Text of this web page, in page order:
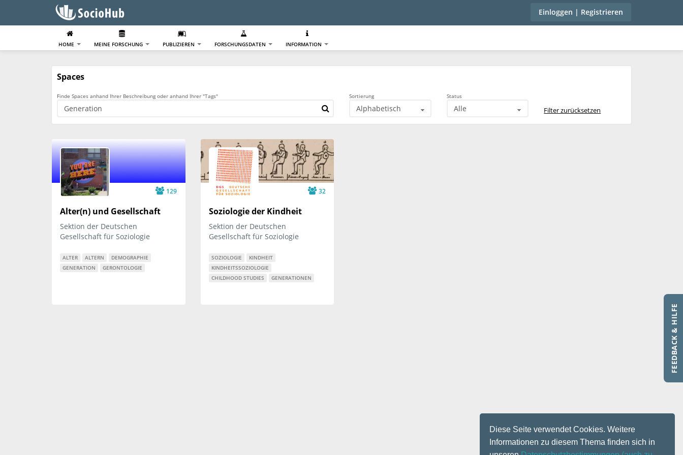
Diese Seite verwendet Cookies. Weitere
Informationen zu diesem Thema finden sich in
FEEDBACK & HILFE
Einloggen | Registrieren
HOME MEINE FORSCHUNG PUBLIZIEREN FORSCHUNGSDATEN INFORMATION
Spaces
Finde Spaces anhand Ihrer Beschreibung oder anhand Ihrer "Tags" Sortierung Status
Filter zurücksetzen
129
Alter(n) und Gesellschaft
Sektion der Deutschen
Gesellschaft für Soziologie
ALTER ALTERN
DEMOGRAPHIE
GENERATION
GERONTOLOGIE
32
Soziologie der Kindheit
Sektion der Deutschen
Gesellschaft für Soziologie
SOZIOLOGIE
KINDHEIT
KINDHEITSSOZIOLOGIE
CHILDHOOD STUDIES
GENERATIONEN